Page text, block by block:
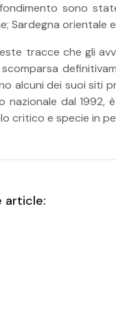
sono
Sardegna orientale
tracce che gli
alcuni dei suoi siti
nazionale dal 1992,
critico e specie in
article: